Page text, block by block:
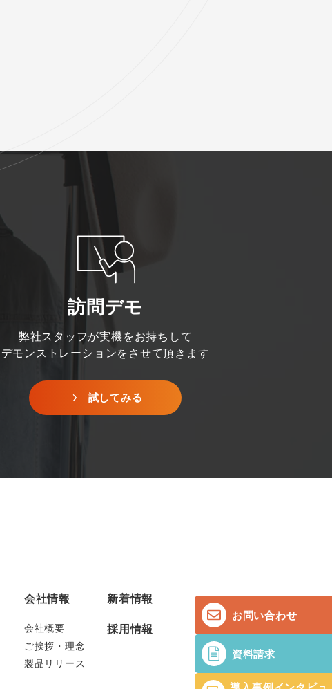
訪問デモ
弊社スタッフが実機をお持ちして
デモンストレーションをさせて頂きます
試してみる
会社情報
会社概要
ご挨拶・理念
製品リリース
新着情報
採用情報
お問い合わせ
資料請求